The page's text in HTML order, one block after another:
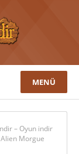
MENÜ
– Oyun indir
Alien Morgue